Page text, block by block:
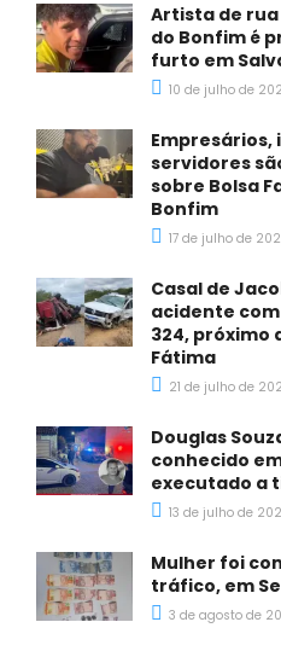
Artista de
do Bonfim é
furto em
10 de julho de
servidores
sobre Bolsa
Bonfim
17 de julho de
Casal de
acidente
324, próximo
Fátima
21 de julho de
Douglas
conhecido
executado a
13 de julho de
Mulher foi
tráfico, em
3 de agosto de